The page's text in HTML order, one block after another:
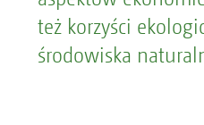
też korzyści
środowiska